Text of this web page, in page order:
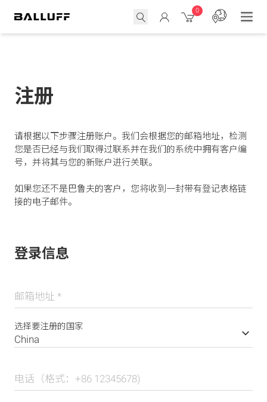
0
注册
请根据以下步骤注册账户。我们会根据您的邮箱地址，检测
您是否已经与我们取得过联系并在我们的系统中拥有客户编
号，并将其与您的新账户进行关联。
如果您还不是巴鲁夫的客户，您将收到一封带有登记表格链
接的电子邮件。
登录信息
邮箱地址 *
选择要注册的国家
电话（格式：+86 12345678)